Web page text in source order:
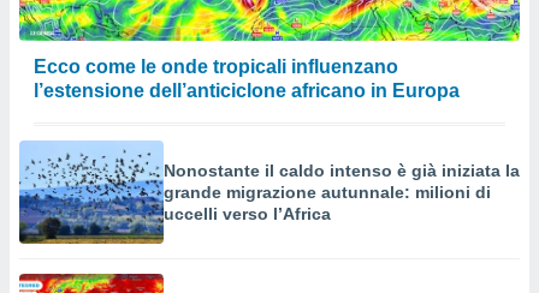
Ecco come le onde tropicali influenzano
l’estensione dell’anticiclone africano in Europa
Nonostante il caldo intenso è già iniziata la
grande migrazione autunnale: milioni di
uccelli verso l’Africa